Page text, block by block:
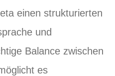
einen strukturierten
und
Balance zwischen
es